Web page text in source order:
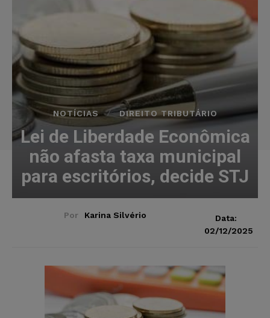
NOTÍCIAS DIREITO TRIBUTÁRIO
Lei de Liberdade Econômica
não afasta taxa municipal
para escritórios, decide STJ
Por Karina Silvério
Data:
02/12/2025